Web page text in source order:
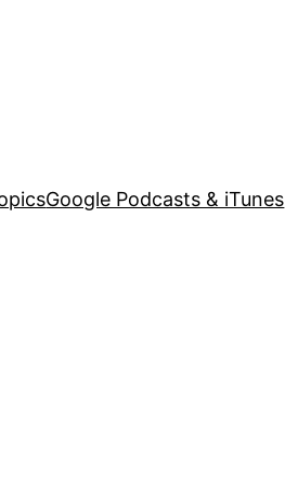
Google Podcasts & iTunes